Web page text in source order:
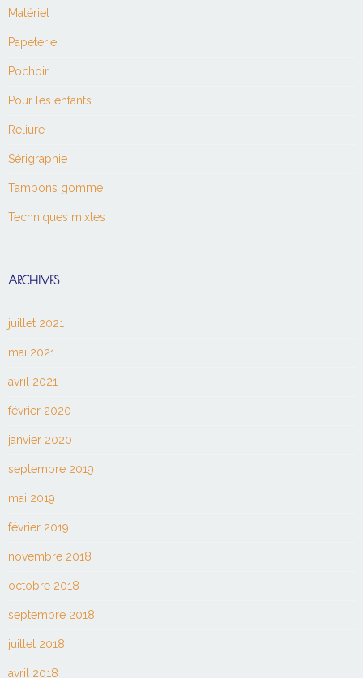
Matériel
Papeterie
Pochoir
Pour les enfants
Reliure
Sérigraphie
Tampons gomme
Techniques mixtes
ARCHIVES
juillet 2021
mai 2021
avril 2021
février 2020
janvier 2020
septembre 2019
mai 2019
février 2019
novembre 2018
octobre 2018
septembre 2018
juillet 2018
avril 2018